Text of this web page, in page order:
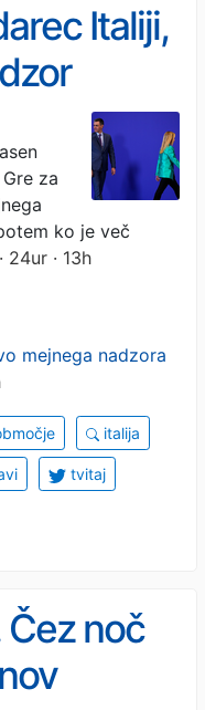
Italiji,
za
ko je več
· 24ur · 13h
mejnega nadzora
italija
tvitaj
noč